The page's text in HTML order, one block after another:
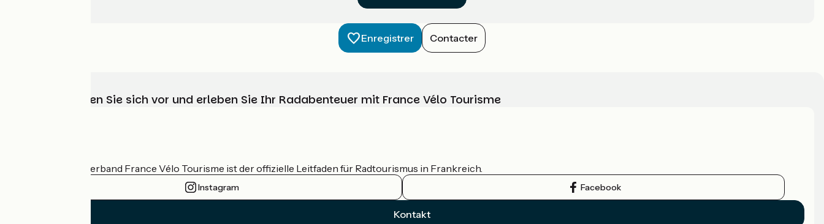
Enregistrer Contacter
Wählen, bereiten Sie sich vor und erleben Sie Ihr Radabenteuer mit France Vélo Tourisme
Der nationale Verband France Vélo Tourisme ist der offizielle Leitfaden für Radtourismus in Frankreich.
Instagram Facebook
Kontakt